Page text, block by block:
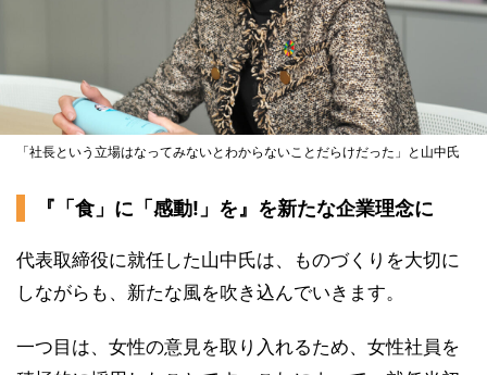
「社長という立場はなってみないとわからないことだらけだった」と山中氏
『「食」に「感動!」を』を新たな企業理念に
代表取締役に就任した山中氏は、ものづくりを大切に
しながらも、新たな風を吹き込んでいきます。
一つ目は、女性の意見を取り入れるため、女性社員を